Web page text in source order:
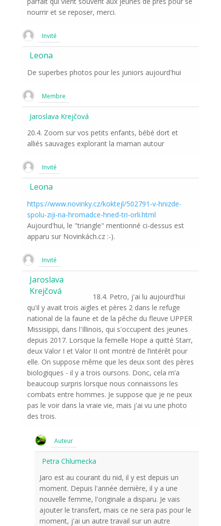
nourrir et se reposer, merci.
Invité
Leona
De superbes photos pour les juniors aujourd'hui
Membre
Jaroslava Krejčová
20.4. Zoom sur vos petits enfants, bébé dort et
alliés sauvages explorant la maman autour
Invité
Leona
https://www.novinky.cz/koktejl/502791-v-hnizde-
spolu-ziji-na-hromadce-hned-tri-orli.html
Aujourd'hui, le "triangle" mentionné ci-dessus est
apparu sur Novinkách.cz :-).
Invité
Jaroslava
Krejčová
18.4. Petro, j'ai lu aujourd'hui
qu'il y avait trois aigles et pères 2 dans le refuge
national de la faune et de la pêche du fleuve UPPER
Missisippi, dans l'Illinois, qui s'occupent des jeunes
depuis 2017. Lorsque la femelle Hope a quitté Starr,
deux Valor I et Valor II ont montré de l’intérêt pour
elle. On suppose même que les deux sont des pères
biologiques - il y a trois oursons. Donc, cela m’a
beaucoup surpris lorsque nous connaissons les
combats entre hommes. Je suppose que je ne peux
pas le voir dans la vraie vie, mais j'ai vu une photo
des trois.
Auteur
Petra Chlumecka
Jaro est au courant du nid, il y est depuis un
moment. Depuis l'année dernière, il y a une
nouvelle femme, l'originale a disparu. Je vais
ajouter le transfert, mais ce ne sera pas pour le
moment, j'ai un autre travail sur un autre